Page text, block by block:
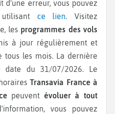
d'une erreur, vous pouvez
ce lien. Visitez
les programmes des vols
à jour régulièrement et
tous les mois. La dernière
date du 31/07/2026. Le
Transavia France à
peuvent évoluer à tout
vous pouvez